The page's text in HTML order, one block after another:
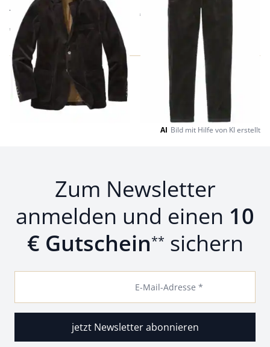
Anzugsakko
€ 229,00
€ 129,95
AI Bild mit Hilfe von KI erstellt
Zum Newsletter
anmelden und einen 10
€ Gutschein** sichern
E-Mail-Adresse *
jetzt Newsletter abonnieren